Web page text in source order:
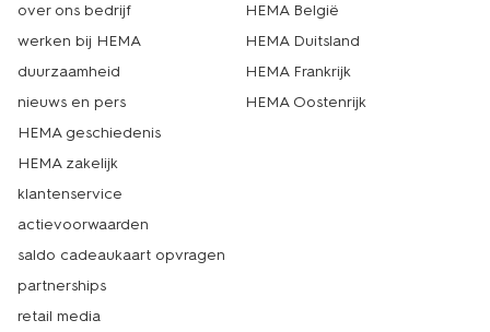
over ons bedrijf
werken bij HEMA
duurzaamheid
nieuws en pers
HEMA geschiedenis
HEMA zakelijk
klantenservice
actievoorwaarden
saldo cadeaukaart opvragen
partnerships
retail media
HEMA België
HEMA Duitsland
HEMA Frankrijk
HEMA Oostenrijk